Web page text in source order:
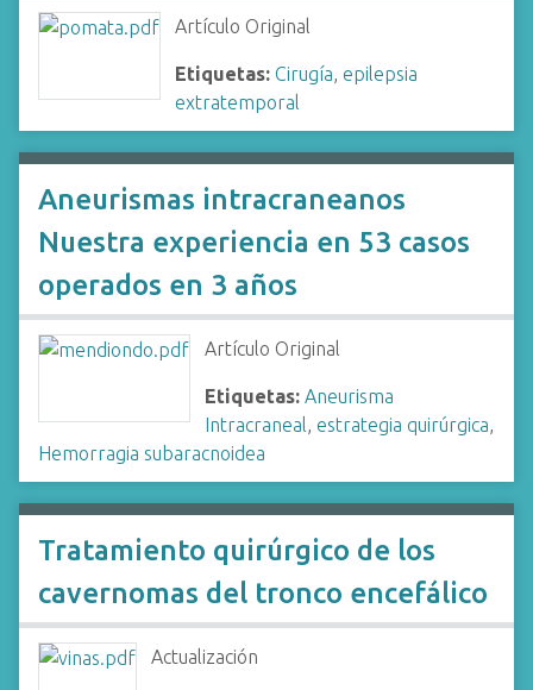
Artículo Original
Etiquetas: Cirugía, epilepsia
extratemporal
Aneurismas intracraneanos
Nuestra experiencia en 53 casos
operados en 3 años
Artículo Original
Etiquetas: Aneurisma
Intracraneal, estrategia quirúrgica,
Hemorragia subaracnoidea
Tratamiento quirúrgico de los
cavernomas del tronco encefálico
Actualización